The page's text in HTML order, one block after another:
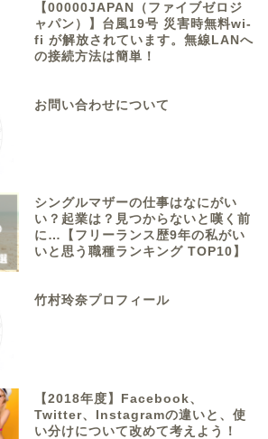
【00000JAPAN（ファイブゼロジ
ャパン）】台風19号 災害時無料wi-
fi が解放されています。無線LANへ
の接続方法は簡単！
お問い合わせについて
シングルマザーの仕事はなにがい
い？起業は？見つからないと嘆く前
に…【フリーランス歴9年の私がい
いと思う職種ランキング TOP10】
竹村玲奈プロフィール
【2018年度】Facebook、
Twitter、Instagramの違いと、使
い分けについて改めて考えよう！